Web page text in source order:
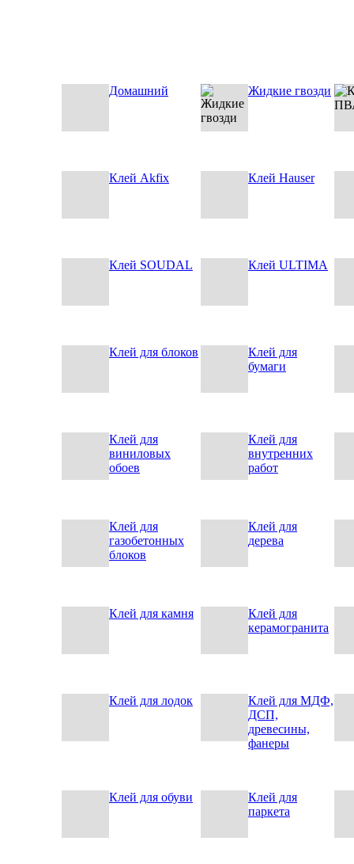
Домашний Жидкие гвозди
Клей Akfix Клей Hauser
Клей SOUDAL Клей ULTIMA
Клей для блоков
Клей для
бумаги
Клей для
виниловых
обоев
Клей для
внутренних
работ
Клей для
газобетонных
блоков
Клей для
дерева
Клей для камня
Клей для
керамогранита
Клей для лодок
Клей для МДФ,
ДСП,
древесины,
фанеры
Клей для обуви
Клей для
паркета